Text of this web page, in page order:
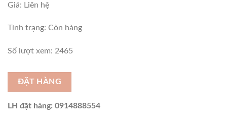
Giá: Liên hệ
Tình trạng: Còn hàng
Số lượt xem: 2465
ĐẶT HÀNG
LH đặt hàng: 0914888554